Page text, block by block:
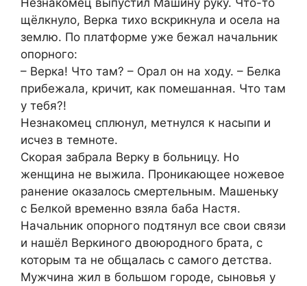
щёлкнуло, Верка тихо вскрикнула и осела на
землю. По платформе уже бежал начальник
опорного:
– Верка! Что там? – Орал он на ходу. – Белка
прибежала, кричит, как помешанная. Что там
у тебя?!
Незнакомец сплюнул, метнулся к насыпи и
исчез в темноте.
Скорая забрала Верку в больницу. Но
женщина не выжила. Проникающее ножевое
ранение оказалось смертельным. Машеньку
с Белкой временно взяла баба Настя.
Начальник опорного подтянул все свои связи
и нашёл Веркиного двоюродного брата, с
которым та не общалась с самого детства.
Мужчина жил в большом городе, сыновья у